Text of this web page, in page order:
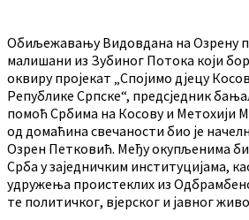
Обиљежавању Видовдана на Озрену
малишани из Зубиног Потока који
оквиру пројекат „Спојимо дјецу
Републике Српске“, предсједник
помоћ Србима на Косову и Метохији
од домаћина свечаности био је
Озрен Петковић. Међу окупљенима
Срба у заједничким институцијама,
удружења проистеклих из
те политичког, вјерског и јавног